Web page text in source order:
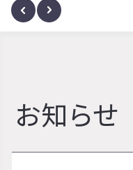
サノヴァ
お知らせ